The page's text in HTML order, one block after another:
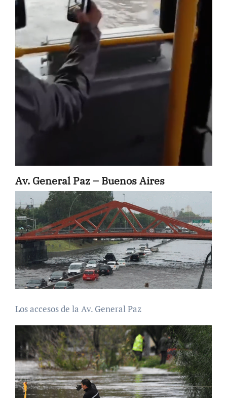
Av. General Paz – Buenos Aires
Los accesos de la Av. General Paz